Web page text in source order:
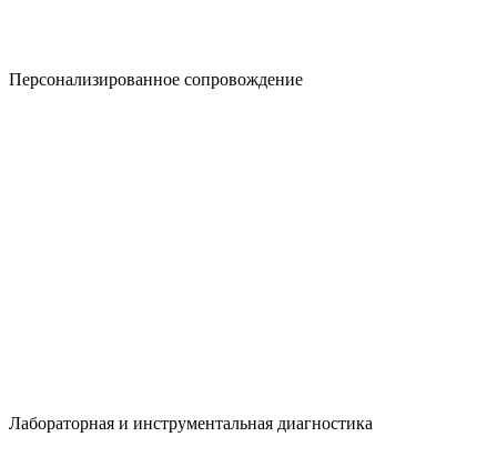
Персонализированное сопровождение
Лабораторная и инструментальная диагностика